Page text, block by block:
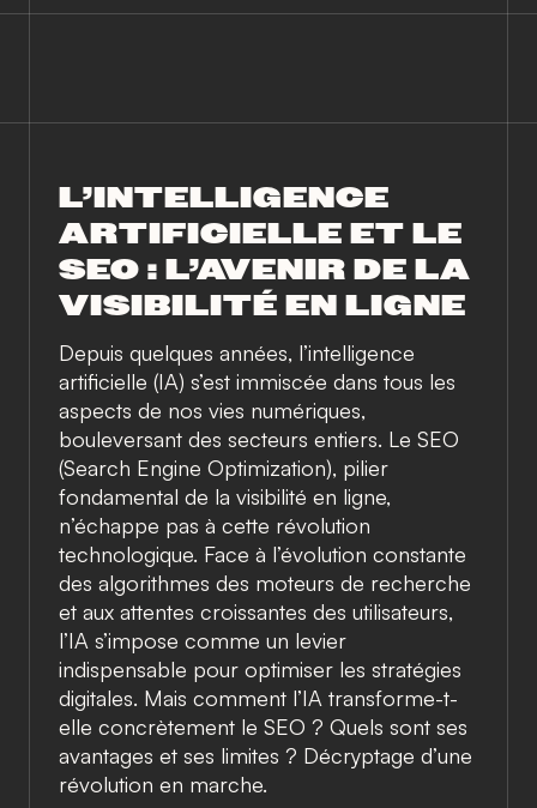
L’INTELLIGENCE
ARTIFICIELLE ET LE
SEO : L’AVENIR DE LA
VISIBILITÉ EN LIGNE
Depuis quelques années, l’intelligence
artificielle (IA) s’est immiscée dans tous les
aspects de nos vies numériques,
bouleversant des secteurs entiers. Le SEO
(Search Engine Optimization), pilier
fondamental de la visibilité en ligne,
n’échappe pas à cette révolution
technologique. Face à l’évolution constante
des algorithmes des moteurs de recherche
et aux attentes croissantes des utilisateurs,
l’IA s’impose comme un levier
indispensable pour optimiser les stratégies
digitales. Mais comment l’IA transforme-t-
elle concrètement le SEO ? Quels sont ses
avantages et ses limites ? Décryptage d’une
révolution en marche.